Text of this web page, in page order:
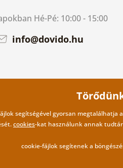
Hé-Pé: 10:00 - 15:00
info@dovido.hu
segítségével gyorsan megtalálhatja
cookies-kat használunk annak
cookie-fájlok segítenek a